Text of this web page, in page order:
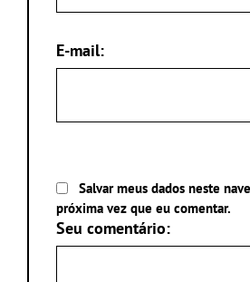
E-mail:
Salvar meus dados neste
próxima vez que eu comentar.
Seu comentário: